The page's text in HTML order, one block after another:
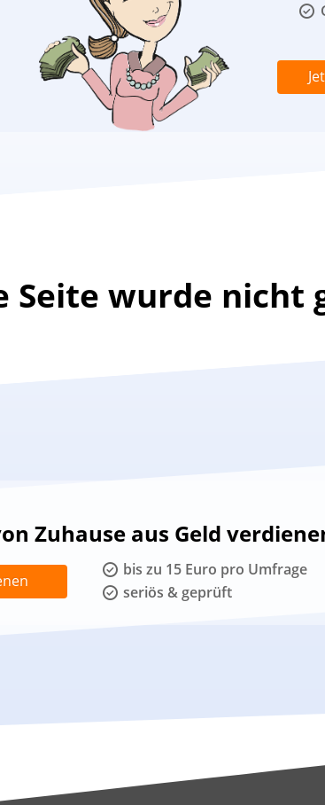
Seite wurde nicht
Zuhause aus Geld
bis zu 15 Euro pro Umfrage
seriös & geprüft